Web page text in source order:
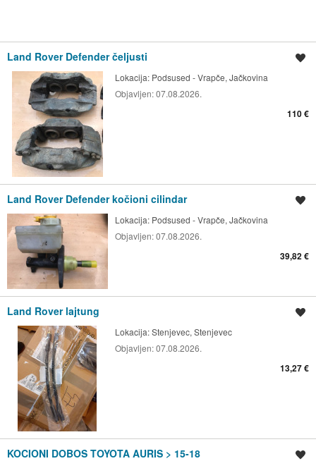
Land Rover Defender čeljusti
Lokacija: Podsused - Vrapče, Jačkovina
Objavljen:07.08.2026.
110 €
Land Rover Defender kočioni cilindar
Lokacija: Podsused - Vrapče, Jačkovina
Objavljen:07.08.2026.
39,82 €
Land Rover lajtung
Lokacija:Stenjevec, Stenjevec
Objavljen:07.08.2026.
13,27 €
KOCIONI DOBOS TOYOTA AURIS > 15-18